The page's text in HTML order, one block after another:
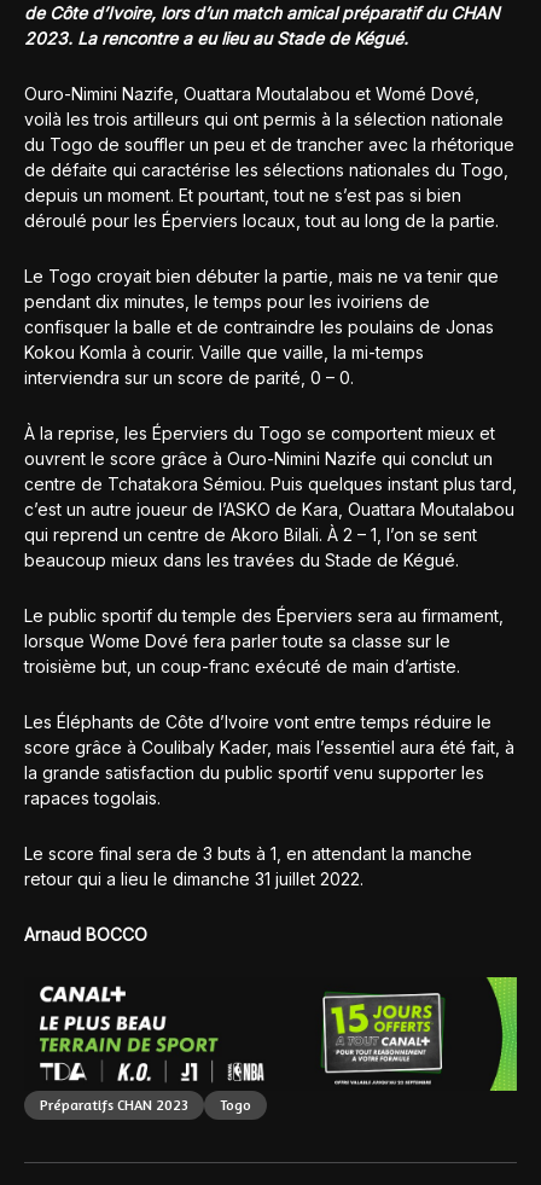
de Côte d’Ivoire, lors d’un match amical préparatif du CHAN
2023. La rencontre a eu lieu au Stade de Kégué.
Ouro-Nimini Nazife, Ouattara Moutalabou et Womé Dové,
voilà les trois artilleurs qui ont permis à la sélection nationale
du Togo de souffler un peu et de trancher avec la rhétorique
de défaite qui caractérise les sélections nationales du Togo,
depuis un moment. Et pourtant, tout ne s’est pas si bien
déroulé pour les Éperviers locaux, tout au long de la partie.
Le Togo croyait bien débuter la partie, mais ne va tenir que
pendant dix minutes, le temps pour les ivoiriens de
confisquer la balle et de contraindre les poulains de Jonas
Kokou Komla à courir. Vaille que vaille, la mi-temps
interviendra sur un score de parité, 0 – 0.
À la reprise, les Éperviers du Togo se comportent mieux et
ouvrent le score grâce à Ouro-Nimini Nazife qui conclut un
centre de Tchatakora Sémiou. Puis quelques instant plus tard,
c’est un autre joueur de l’ASKO de Kara, Ouattara Moutalabou
qui reprend un centre de Akoro Bilali. À 2 – 1, l’on se sent
beaucoup mieux dans les travées du Stade de Kégué.
Le public sportif du temple des Éperviers sera au firmament,
lorsque Wome Dové fera parler toute sa classe sur le
troisième but, un coup-franc exécuté de main d’artiste.
Les Éléphants de Côte d’Ivoire vont entre temps réduire le
score grâce à Coulibaly Kader, mais l’essentiel aura été fait, à
la grande satisfaction du public sportif venu supporter les
rapaces togolais.
Le score final sera de 3 buts à 1, en attendant la manche
retour qui a lieu le dimanche 31 juillet 2022.
Arnaud BOCCO
Préparatifs CHAN 2023 Togo